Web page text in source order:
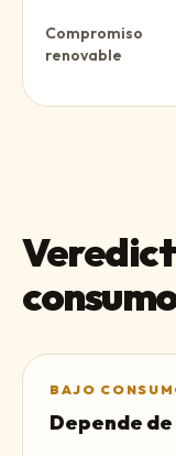
Compromiso
renovable
BAJO
Depende